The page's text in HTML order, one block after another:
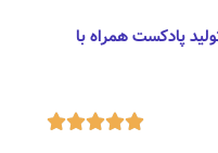
پادکست همراه با




